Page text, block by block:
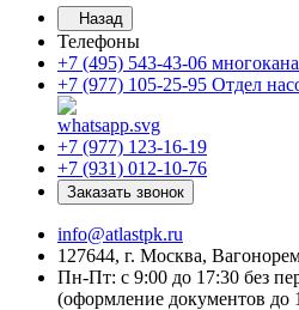
Назад
Телефоны
+7 (495) 543-43-06
+7 (977) 105-25-95 Отдел
+7 (977) 123-16-19
+7 (931) 012-10-76
Заказать звонок
info@atlastpk.ru
127644, г. Москва,
Пн-Пт: с 9:00 до 17:30 без
(оформление документов до